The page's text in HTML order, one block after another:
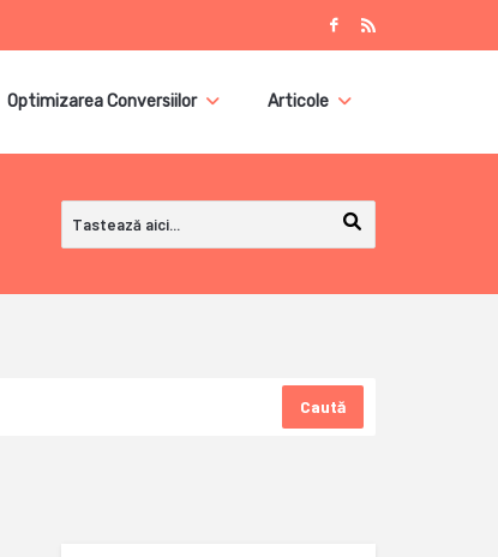
Optimizarea Conversiilor Articole
Caută